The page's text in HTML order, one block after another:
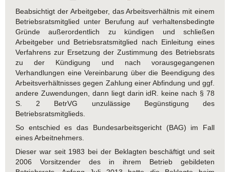
Beabsichtigt der Arbeitgeber, das Arbeitsverhältnis mit einem
Betriebsratsmitglied unter Berufung auf verhaltensbedingte
Gründe außerordentlich zu kündigen und schließen
Arbeitgeber und Betriebsratsmitglied nach Einleitung eines
Verfahrens zur Ersetzung der Zustimmung des Betriebsrats
zu der Kündigung und nach vorausgegangenen
Verhandlungen eine Vereinbarung über die Beendigung des
Arbeitsverhältnisses gegen Zahlung einer Abfindung und ggf.
andere Zuwendungen, dann liegt darin idR. keine nach § 78
S. 2 BetrVG unzulässige Begünstigung des
Betriebsratsmitglieds.
So entschied es das Bundesarbeitsgericht (BAG) im Fall
eines Arbeitnehmers.
Dieser war seit 1983 bei der Beklagten beschäftigt und seit
2006 Vorsitzender des in ihrem Betrieb gebildeten